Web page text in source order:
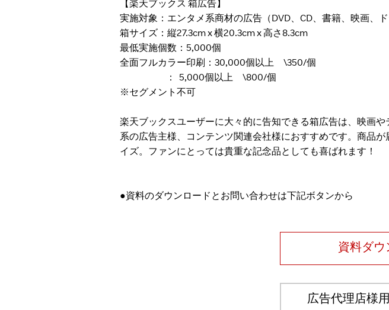
【楽天ブックス 箱広告】
実施対象：エンタメ系商材の広告（DVD、CD、書籍、映画、
箱サイズ：縦27.3cm x 横20.3cm x 高さ8.3cm
最低実施個数：5,000個
全面フルカラー印刷：30,000個以上 \350/個
： 5,000個以上 \800/個
※セグメント不可
楽天ブックスユーザーに大々的に告知できる箱広告は、映画
系の広告主様、コンテンツ関連会社様におすすめです。商品
イズ。ファンにとっては貴重な記念品としても喜ばれます！
●資料のダウンロードとお問い合わせは下記ボタンから
資料ダウ
広告代理店様